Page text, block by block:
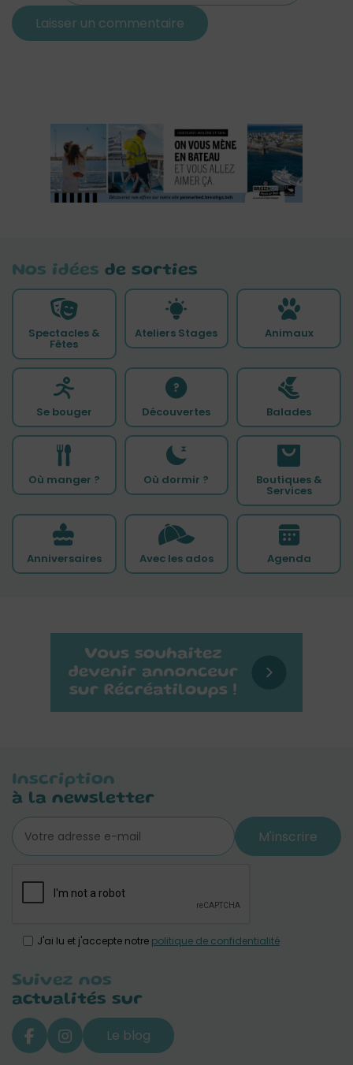
Nos idées de sorties
Spectacles &
Fêtes
Ateliers Stages Animaux
Se bouger Découvertes Balades
Où manger ? Où dormir ? Boutiques &
Services
Anniversaires Avec les ados Agenda
Inscription
à la newsletter
M'inscrire
J'ai lu et j'accepte notre politique de confidentialité
Suivez nos
actualités sur
Le blog